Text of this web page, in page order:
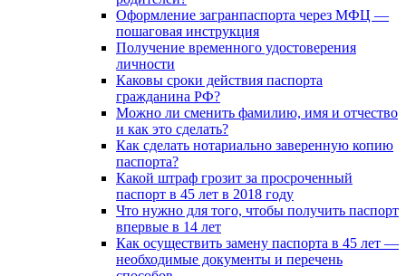
Оформление загранпаспорта через МФЦ —
пошаговая инструкция
Получение временного удостоверения
личности
Каковы сроки действия паспорта
гражданина РФ?
Можно ли сменить фамилию, имя и отчество
и как это сделать?
Как сделать нотариально заверенную копию
паспорта?
Какой штраф грозит за просроченный
паспорт в 45 лет в 2018 году
Что нужно для того, чтобы получить паспорт
впервые в 14 лет
Как осуществить замену паспорта в 45 лет —
необходимые документы и перечень